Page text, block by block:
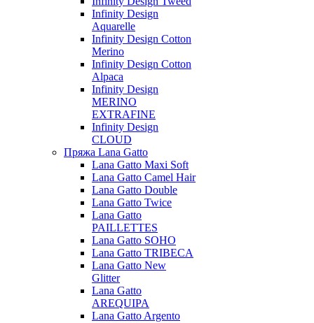
Infinity Design
Aquarelle
Infinity Design Cotton
Merino
Infinity Design Cotton
Alpaca
Infinity Design
MERINO
EXTRAFINE
Infinity Design
CLOUD
Пряжа Lana Gatto
Lana Gatto Maxi Soft
Lana Gatto Camel Hair
Lana Gatto Double
Lana Gatto Twice
Lana Gatto
PAILLETTES
Lana Gatto SOHO
Lana Gatto TRIBECA
Lana Gatto New
Glitter
Lana Gatto
AREQUIPA
Lana Gatto Argento